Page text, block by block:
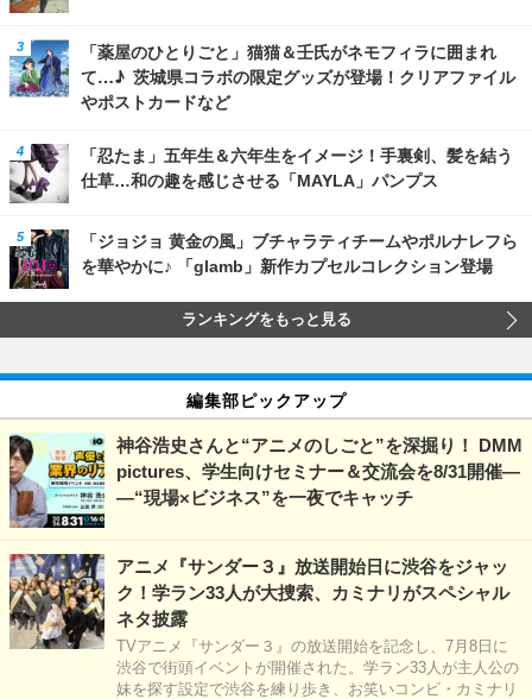
「薬屋のひとりごと」猫猫＆壬氏がネモフィラに囲まれ
て…♪ 茨城県コラボの限定グッズが登場！クリアファイル
やポストカードなど
「忍たま」五年生＆六年生をイメージ！手裏剣、髪を結う
仕草…和の趣を感じさせる「MAYLA」パンプス
「ジョジョ 黄金の風」ブチャラティチームやポルナレフら
を華やかに♪ 「glamb」新作カプセルコレクション登場
ランキングをもっと見る
編集部ピックアップ
神谷浩史さんと“アニメのしごと”を深掘り！ DMM
pictures、学生向けセミナー＆交流会を8/31開催―
―“現場×ビジネス”を一夜でキャッチ
アニメ『サンダー３』放送開始日に渋谷をジャッ
ク！学ラン33人が大捜索、カミナリがスペシャル
ネタ披露
TVアニメ『サンダー３』の放送開始を記念し、7月8日に
渋谷で街頭イベントが開催された。学ラン33人が主人公の
妹を探す設定で渋谷を練り歩き、お笑いコンビ・カミナリ